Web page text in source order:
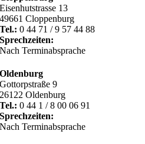
Eisenhutstrasse 13
49661 Cloppenburg
Tel.: 0 44 71 / 9 57 44 88
Sprechzeiten:
Nach Terminabsprache
Oldenburg
Gottorpstraße 9
26122 Oldenburg
Tel.: 0 44 1 / 8 00 06 91
Sprechzeiten:
Nach Terminabsprache